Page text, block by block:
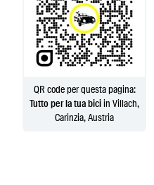
QR code per questa pagina:
Tutto per la tua biciin Villach,
Carinzia, Austria